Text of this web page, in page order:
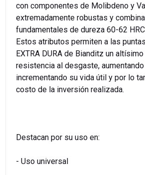
con componentes de Molibdeno y
extremadamente robustas y
fundamentales de dureza 60-62
Estos atributos permiten a las
EXTRA DURA de Bianditz un
resistencia al desgaste,
incrementando su vida útil y por lo
costo de la inversión realizada.
Destacan por su uso en:
- Uso universal